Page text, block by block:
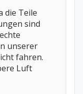
die Teile
sind
unserer
fahren.
Luft